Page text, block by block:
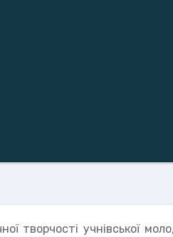
творчості учнівської